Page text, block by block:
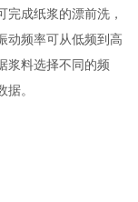
成纸浆的漂前洗，
动频率可从低频到高
浆料选择不同的频
。